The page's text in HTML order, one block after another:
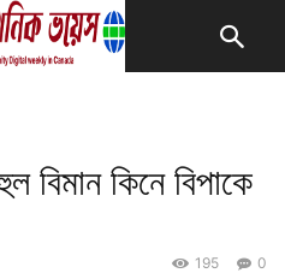
বিমান কিনে বিপাকে
0
195